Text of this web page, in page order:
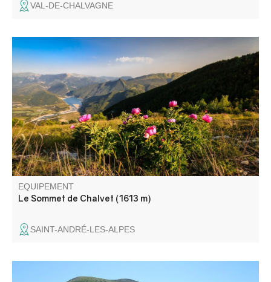
VAL-DE-CHALVAGNE
Du sommet de Chalvet (1613 m), haut lieu du vol libre, la
vue panoramique permet de repérer plus de 50 sommets
remarquables, qu'une table d'orientation permet
d'identifier.
EQUIPEMENT
Le Sommet de Chalvet (1613 m)
SAINT-ANDRÉ-LES-ALPES